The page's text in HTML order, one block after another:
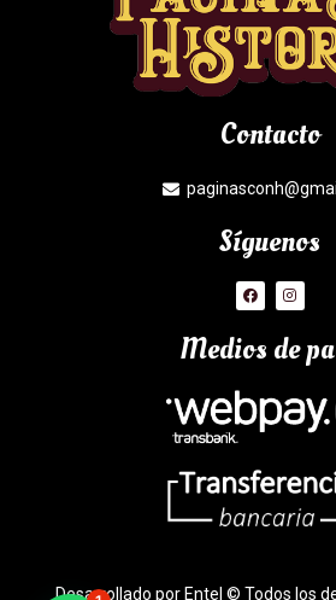
Contacto
Síguenos
Medios de
Desarrollado por Entel © Todos los